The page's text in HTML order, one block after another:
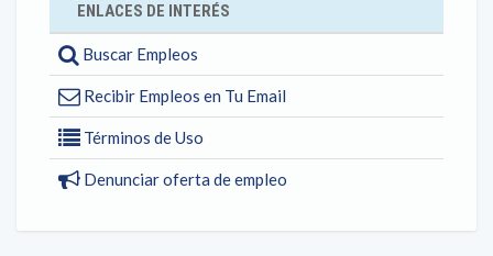
ENLACES DE INTERÉS
Buscar Empleos
Recibir Empleos en Tu Email
Términos de Uso
Denunciar oferta de empleo